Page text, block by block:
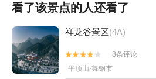
看了该景点的人还看了
祥龙谷景区(4A)


8条评论
平顶山·舞钢市